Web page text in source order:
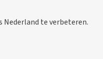
Nederland te verbeteren.